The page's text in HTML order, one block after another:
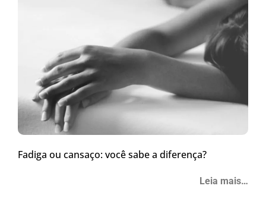
Fadiga ou cansaço: você sabe a diferença?
Leia mais…